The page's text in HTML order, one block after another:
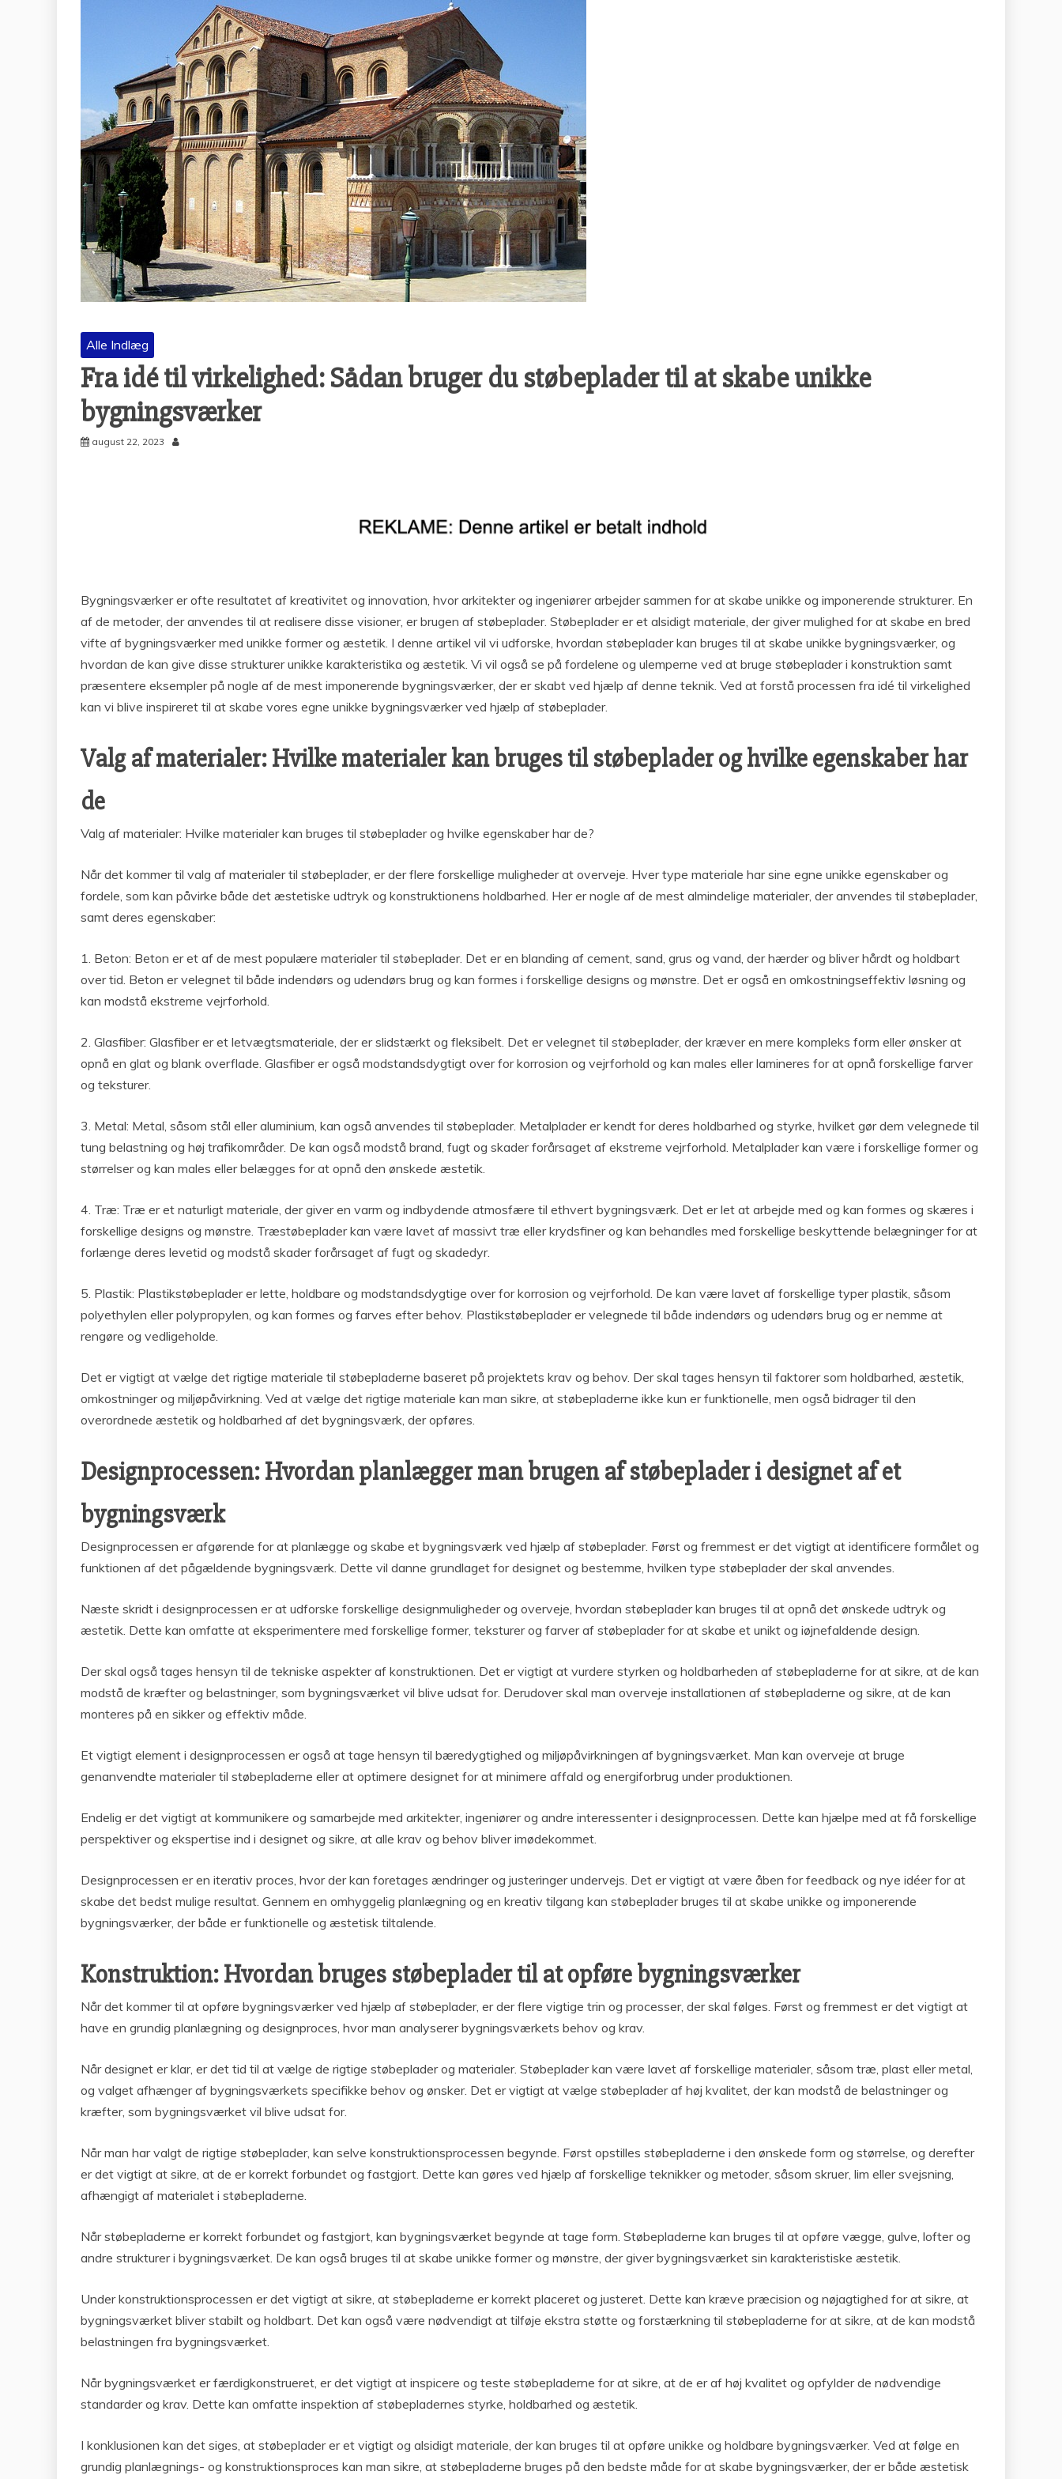
Alle Indlæg
Fra idé til virkelighed: Sådan bruger du støbeplader til at skabe unikke
bygningsværker
august 22, 2023
Bygningsværker er ofte resultatet af kreativitet og innovation, hvor arkitekter og ingeniører arbejder sammen for at skabe unikke og imponerende strukturer. En
af de metoder, der anvendes til at realisere disse visioner, er brugen af støbeplader. Støbeplader er et alsidigt materiale, der giver mulighed for at skabe en bred
vifte af bygningsværker med unikke former og æstetik. I denne artikel vil vi udforske, hvordan støbeplader kan bruges til at skabe unikke bygningsværker, og
hvordan de kan give disse strukturer unikke karakteristika og æstetik. Vi vil også se på fordelene og ulemperne ved at bruge støbeplader i konstruktion samt
præsentere eksempler på nogle af de mest imponerende bygningsværker, der er skabt ved hjælp af denne teknik. Ved at forstå processen fra idé til virkelighed
kan vi blive inspireret til at skabe vores egne unikke bygningsværker ved hjælp af støbeplader.
Valg af materialer: Hvilke materialer kan bruges til støbeplader og hvilke egenskaber har
de
Valg af materialer: Hvilke materialer kan bruges til støbeplader og hvilke egenskaber har de?
Når det kommer til valg af materialer til støbeplader, er der flere forskellige muligheder at overveje. Hver type materiale har sine egne unikke egenskaber og
fordele, som kan påvirke både det æstetiske udtryk og konstruktionens holdbarhed. Her er nogle af de mest almindelige materialer, der anvendes til støbeplader,
samt deres egenskaber:
1. Beton: Beton er et af de mest populære materialer til støbeplader. Det er en blanding af cement, sand, grus og vand, der hærder og bliver hårdt og holdbart
over tid. Beton er velegnet til både indendørs og udendørs brug og kan formes i forskellige designs og mønstre. Det er også en omkostningseffektiv løsning og
kan modstå ekstreme vejrforhold.
2. Glasfiber: Glasfiber er et letvægtsmateriale, der er slidstærkt og fleksibelt. Det er velegnet til støbeplader, der kræver en mere kompleks form eller ønsker at
opnå en glat og blank overflade. Glasfiber er også modstandsdygtigt over for korrosion og vejrforhold og kan males eller lamineres for at opnå forskellige farver
og teksturer.
3. Metal: Metal, såsom stål eller aluminium, kan også anvendes til støbeplader. Metalplader er kendt for deres holdbarhed og styrke, hvilket gør dem velegnede til
tung belastning og høj trafikområder. De kan også modstå brand, fugt og skader forårsaget af ekstreme vejrforhold. Metalplader kan være i forskellige former og
størrelser og kan males eller belægges for at opnå den ønskede æstetik.
4. Træ: Træ er et naturligt materiale, der giver en varm og indbydende atmosfære til ethvert bygningsværk. Det er let at arbejde med og kan formes og skæres i
forskellige designs og mønstre. Træstøbeplader kan være lavet af massivt træ eller krydsfiner og kan behandles med forskellige beskyttende belægninger for at
forlænge deres levetid og modstå skader forårsaget af fugt og skadedyr.
5. Plastik: Plastikstøbeplader er lette, holdbare og modstandsdygtige over for korrosion og vejrforhold. De kan være lavet af forskellige typer plastik, såsom
polyethylen eller polypropylen, og kan formes og farves efter behov. Plastikstøbeplader er velegnede til både indendørs og udendørs brug og er nemme at
rengøre og vedligeholde.
Det er vigtigt at vælge det rigtige materiale til støbepladerne baseret på projektets krav og behov. Der skal tages hensyn til faktorer som holdbarhed, æstetik,
omkostninger og miljøpåvirkning. Ved at vælge det rigtige materiale kan man sikre, at støbepladerne ikke kun er funktionelle, men også bidrager til den
overordnede æstetik og holdbarhed af det bygningsværk, der opføres.
Designprocessen: Hvordan planlægger man brugen af støbeplader i designet af et
bygningsværk
Designprocessen er afgørende for at planlægge og skabe et bygningsværk ved hjælp af støbeplader. Først og fremmest er det vigtigt at identificere formålet og
funktionen af det pågældende bygningsværk. Dette vil danne grundlaget for designet og bestemme, hvilken type støbeplader der skal anvendes.
Næste skridt i designprocessen er at udforske forskellige designmuligheder og overveje, hvordan støbeplader kan bruges til at opnå det ønskede udtryk og
æstetik. Dette kan omfatte at eksperimentere med forskellige former, teksturer og farver af støbeplader for at skabe et unikt og iøjnefaldende design.
Der skal også tages hensyn til de tekniske aspekter af konstruktionen. Det er vigtigt at vurdere styrken og holdbarheden af støbepladerne for at sikre, at de kan
modstå de kræfter og belastninger, som bygningsværket vil blive udsat for. Derudover skal man overveje installationen af støbepladerne og sikre, at de kan
monteres på en sikker og effektiv måde.
Et vigtigt element i designprocessen er også at tage hensyn til bæredygtighed og miljøpåvirkningen af bygningsværket. Man kan overveje at bruge
genanvendte materialer til støbepladerne eller at optimere designet for at minimere affald og energiforbrug under produktionen.
Endelig er det vigtigt at kommunikere og samarbejde med arkitekter, ingeniører og andre interessenter i designprocessen. Dette kan hjælpe med at få forskellige
perspektiver og ekspertise ind i designet og sikre, at alle krav og behov bliver imødekommet.
Designprocessen er en iterativ proces, hvor der kan foretages ændringer og justeringer undervejs. Det er vigtigt at være åben for feedback og nye idéer for at
skabe det bedst mulige resultat. Gennem en omhyggelig planlægning og en kreativ tilgang kan støbeplader bruges til at skabe unikke og imponerende
bygningsværker, der både er funktionelle og æstetisk tiltalende.
Konstruktion: Hvordan bruges støbeplader til at opføre bygningsværker
Når det kommer til at opføre bygningsværker ved hjælp af støbeplader, er der flere vigtige trin og processer, der skal følges. Først og fremmest er det vigtigt at
have en grundig planlægning og designproces, hvor man analyserer bygningsværkets behov og krav.
Når designet er klar, er det tid til at vælge de rigtige støbeplader og materialer. Støbeplader kan være lavet af forskellige materialer, såsom træ, plast eller metal,
og valget afhænger af bygningsværkets specifikke behov og ønsker. Det er vigtigt at vælge støbeplader af høj kvalitet, der kan modstå de belastninger og
kræfter, som bygningsværket vil blive udsat for.
Når man har valgt de rigtige støbeplader, kan selve konstruktionsprocessen begynde. Først opstilles støbepladerne i den ønskede form og størrelse, og derefter
er det vigtigt at sikre, at de er korrekt forbundet og fastgjort. Dette kan gøres ved hjælp af forskellige teknikker og metoder, såsom skruer, lim eller svejsning,
afhængigt af materialet i støbepladerne.
Når støbepladerne er korrekt forbundet og fastgjort, kan bygningsværket begynde at tage form. Støbepladerne kan bruges til at opføre vægge, gulve, lofter og
andre strukturer i bygningsværket. De kan også bruges til at skabe unikke former og mønstre, der giver bygningsværket sin karakteristiske æstetik.
Under konstruktionsprocessen er det vigtigt at sikre, at støbepladerne er korrekt placeret og justeret. Dette kan kræve præcision og nøjagtighed for at sikre, at
bygningsværket bliver stabilt og holdbart. Det kan også være nødvendigt at tilføje ekstra støtte og forstærkning til støbepladerne for at sikre, at de kan modstå
belastningen fra bygningsværket.
Når bygningsværket er færdigkonstrueret, er det vigtigt at inspicere og teste støbepladerne for at sikre, at de er af høj kvalitet og opfylder de nødvendige
standarder og krav. Dette kan omfatte inspektion af støbepladernes styrke, holdbarhed og æstetik.
I konklusionen kan det siges, at støbeplader er et vigtigt og alsidigt materiale, der kan bruges til at opføre unikke og holdbare bygningsværker. Ved at følge en
grundig planlægnings- og konstruktionsproces kan man sikre, at støbepladerne bruges på den bedste måde for at skabe bygningsværker, der er både æstetisk